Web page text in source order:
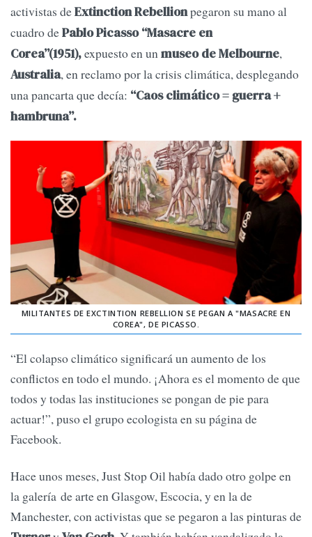
activistas deExtinction Rebellionpegaron su mano al
cuadro dePablo Picasso “Masacre en
Corea”(1951),expuesto en un museo de Melbourne,
Australia, en reclamo por la crisis climática, desplegando
una pancarta que decía: “Caos climático = guerra +
hambruna”.
MILITANTES DE EXCTINTION REBELLION SE PEGAN A "MASACRE EN
COREA", DE PICASSO.
“El colapso climático significará un aumento de los
conflictos en todo el mundo. ¡Ahora es el momento de que
todos y todas las instituciones se pongan de pie para
actuar!”, puso el grupo ecologista en su página de
Facebook.
Hace unos meses, Just Stop Oil había dado otro golpe en
la galería de arte en Glasgow, Escocia, y en la de
Manchester, con activistas que se pegaron a las pinturas de